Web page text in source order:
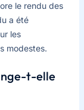
le rendu des
a été
les
modestes.
t-elle